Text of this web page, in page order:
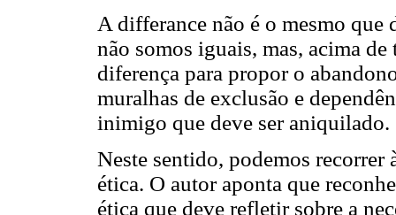
A differance não é o mesmo que
não somos iguais, mas, acima
diferença para propor o
muralhas de exclusão e
inimigo que deve ser aniquilado.
Neste sentido, podemos
ética. O autor aponta que
ética que deve refletir sobre a